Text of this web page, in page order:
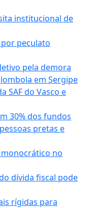
institucional de
peculato
pela demora
em Sergipe
SAF do Vasco e
30% dos fundos
pretas e
monocrático no
dívida fiscal pode
rígidas para